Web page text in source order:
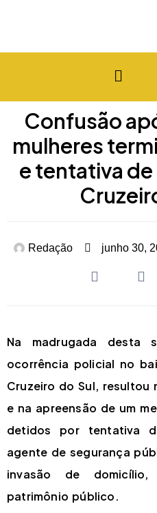
Confusão
mulheres
e tentativa
Redação junho 30,
Na madrugada desta
ocorrência policial no
Cruzeiro do Sul, resultou
e na apreensão de um
detidos por tentativa
agente de segurança
invasão de
patrimônio público.